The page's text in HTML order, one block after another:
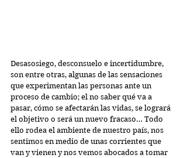
Desasosiego, desconsuelo e incertidumbre,
son entre otras, algunas de las sensaciones
que experimentan las personas ante un
proceso de cambio; el no saber qué va a
pasar, cómo se afectarán las vidas, se logrará
el objetivo o será un nuevo fracaso… Todo
ello rodea el ambiente de nuestro país, nos
sentimos en medio de unas corrientes que
van y vienen y nos vemos abocados a tomar